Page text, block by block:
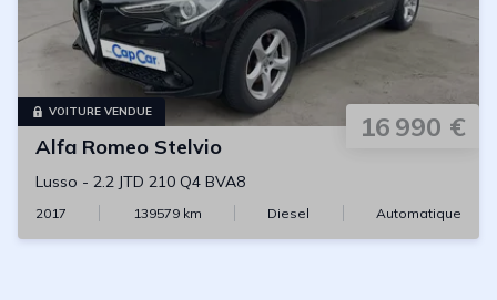
VOITURE VENDUE 16 990 €
Alfa Romeo Stelvio
Lusso - 2.2 JTD 210 Q4 BVA8
2017 139579km Diesel Automatique